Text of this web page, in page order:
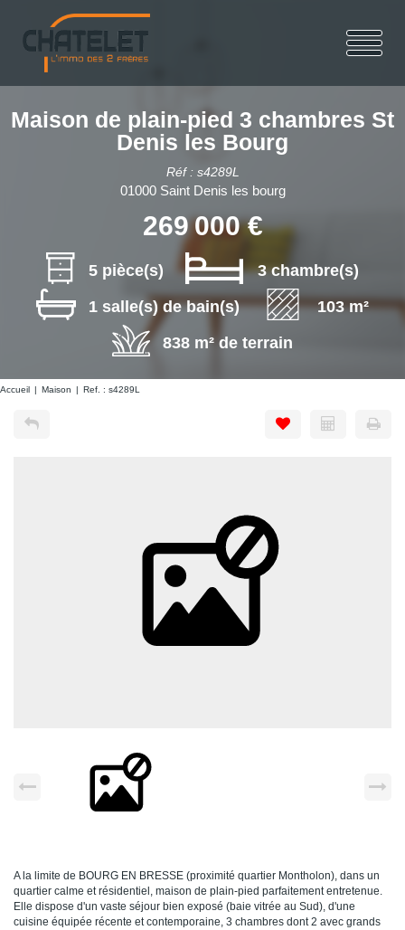
Maison de plain-pied 3 chambres St
Denis les Bourg
Réf : s4289L
01000 Saint Denis les bourg
269 000 €
5 pièce(s)
3 chambre(s)
1 salle(s) de bain(s)
103 m²
838 m² de terrain
Accueil Maison Ref. : s4289L
A la limite de BOURG EN BRESSE (proximité quartier Montholon), dans un
quartier calme et résidentiel, maison de plain-pied parfaitement entretenue.
Elle dispose d'un vaste séjour bien exposé (baie vitrée au Sud), d'une
cuisine équipée récente et contemporaine, 3 chambres dont 2 avec grands